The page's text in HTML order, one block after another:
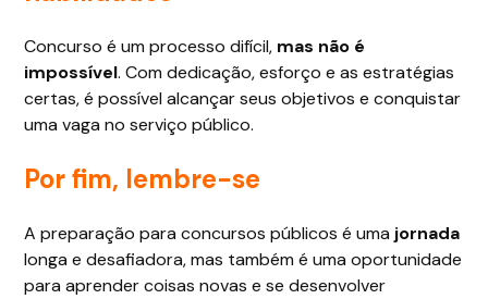
Concurso é um processo difícil, mas não é
impossível. Com dedicação, esforço e as estratégias
certas, é possível alcançar seus objetivos e conquistar
uma vaga no serviço público.
Por fim, lembre-se
A preparação para concursos públicos é uma jornada
longa e desafiadora, mas também é uma oportunidade
para aprender coisas novas e se desenvolver